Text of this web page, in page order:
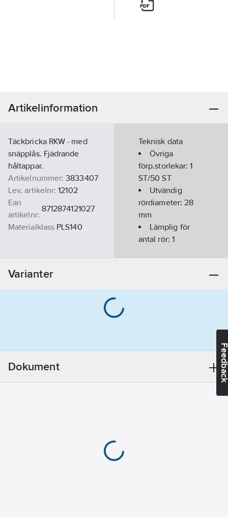
Artikelinformation
Täckbricka RKW - med
snäpplås. Fjädrande
håltappar.
Artikelnummer: 3833407
Lev. artikelnr: 12102
Ean
artikelnr:
8712874121027
Materialklass PLS140
Teknisk data
Övriga
förp.storlekar:1
ST/50 ST
Utvändig
rördiameter:28
mm
Lämplig för
antal rör: 1
Form:Rund
rör
Med gänga:
Varianter
Dokument